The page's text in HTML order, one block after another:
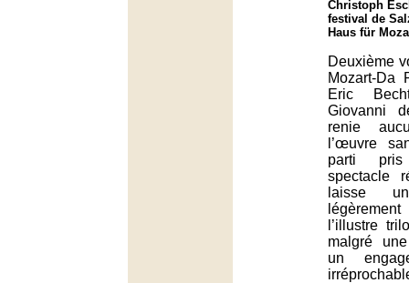
Christoph
festival de
Haus für
Deuxième
Mozart-Da
Eric
Giovanni
renie
l’œuvre
parti
spectacle
laisse
l’illustre
malgré
un